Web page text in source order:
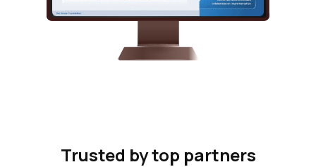
Trusted by top partners